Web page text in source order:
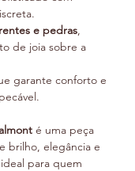
e pedras,
de joia sobre a
garante conforto e
é uma peça
brilho, elegância e
para quem